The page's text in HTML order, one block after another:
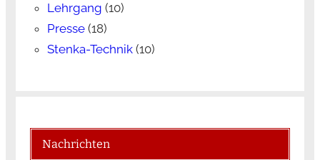
Lehrgang (10)
Presse(18)
Stenka-Technik(10)
Nachrichten